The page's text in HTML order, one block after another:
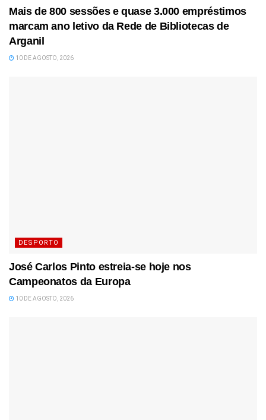
Mais de 800 sessões e quase 3.000 empréstimos
marcam ano letivo da Rede de Bibliotecas de
Arganil
10 DE AGOSTO, 2026
DESPORTO
José Carlos Pinto estreia-se hoje nos
Campeonatos da Europa
10 DE AGOSTO, 2026